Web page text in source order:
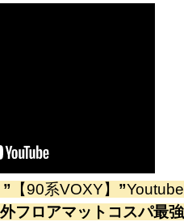
【90系VOXY】 ”Youtube
フロアマットコスパ最強